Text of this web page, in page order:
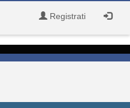
Registrati